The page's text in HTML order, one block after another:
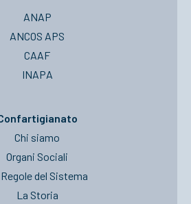
ANAP
ANCOS APS
CAAF
INAPA
Chi siamo
Organi Sociali
del Sistema
La Storia